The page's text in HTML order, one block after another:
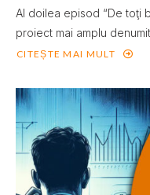
Al doilea episod “De toţi
proiect mai amplu
CITEȘTE MAI MULT